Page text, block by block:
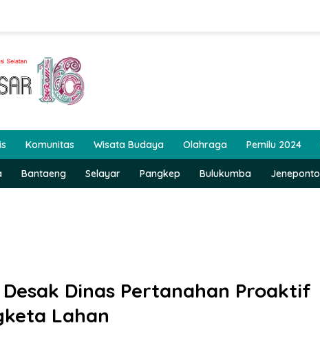
Komunitas Wisata Budaya Olahraga Pemilu 2024
Bantaeng Selayar Pangkep Bulukumba Jeneponto
Desak Dinas Pertanahan Proaktif
Lahan